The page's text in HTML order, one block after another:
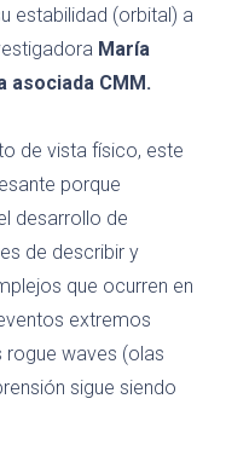
estabilidad (orbital) a
María
asociada CMM.
de vista físico, este
porque
desarrollo de
de describir y
que ocurren en
extremos
waves (olas
sigue siendo